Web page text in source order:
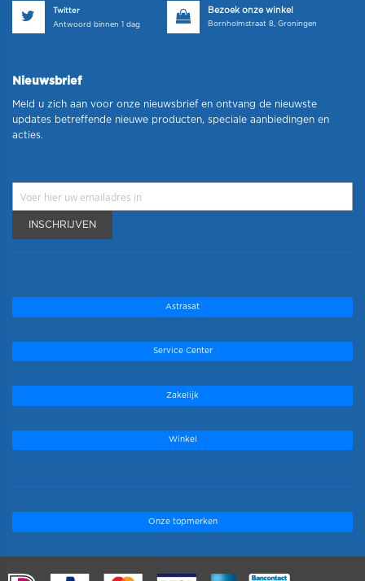
Twitter
Antwoord binnen 1 dag
Bezoek onze winkel
Bornholmstraat 8, Groningen
Nieuwsbrief
Meld u zich aan voor onze nieuwsbrief en ontvang de nieuwste
updates betreffende nieuwe producten, speciale aanbiedingen en
acties.
INSCHRIJVEN
Astrasat
Service Center
Zakelijk
Winkel
Onze topmerken
.